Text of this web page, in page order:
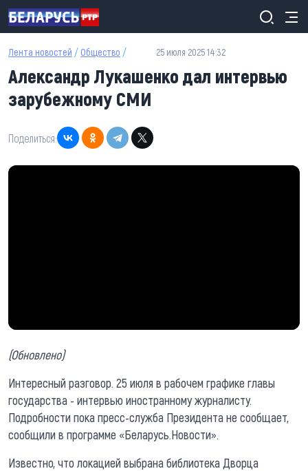
Перейти к основному содержанию
Лента новостей / Общество / 25 июля 2025 14:32
Александр Лукашенко дал интервью
зарубежному СМИ
Поделиться:
(Обновлено)
Интересный разговор. 25 июля в рабочем графике главы
государства - интервью иностранному журналисту.
Подробности пока пресс-служба Президента не сообщает,
сообщили в программе «Беларусь.Новости».
Известно, что локацией выбрана библиотека Дворца